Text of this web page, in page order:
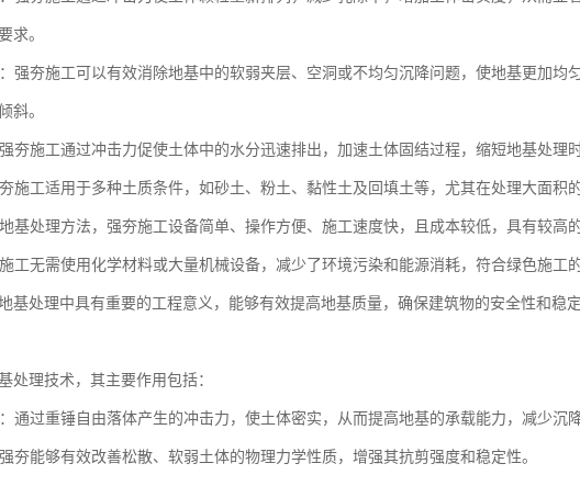
求。
强夯施工可以有效消除地基中的软弱夹层、空洞或不均匀沉降问题，使地基更加均
斜。
夯施工通过冲击力促使土体中的水分迅速排出，加速土体固结过程，缩短地基处理
施工适用于多种土质条件，如砂土、粉土、黏性土及回填土等，尤其在处理大面积
基处理方法，强夯施工设备简单、操作方便、施工速度快，且成本较低，具有较高
工无需使用化学材料或大量机械设备，减少了环境污染和能源消耗，符合绿色施工的
基处理中具有重要的工程意义，能够有效提高地基质量，确保建筑物的安全性和稳
处理技术，其主要作用包括：
通过重锤自由落体产生的冲击力，使土体密实，从而提高地基的承载能力，减少沉降
夯能够有效改善松散、软弱土体的物理力学性质，增强其抗剪强度和稳定性。